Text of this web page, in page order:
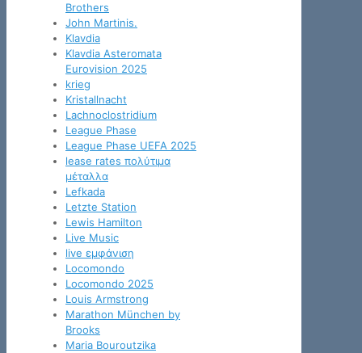
Brothers
John Martinis.
Klavdia
Klavdia Asteromata
Eurovision 2025
krieg
Kristallnacht
Lachnoclostridium
League Phase
League Phase UEFA 2025
lease rates πολύτιμα
μέταλλα
Lefkada
Letzte Station
Lewis Hamilton
Live Music
live εμφάνιση
Locomondo
Locomondo 2025
Louis Armstrong
Marathon München by
Brooks
Maria Bouroutzika